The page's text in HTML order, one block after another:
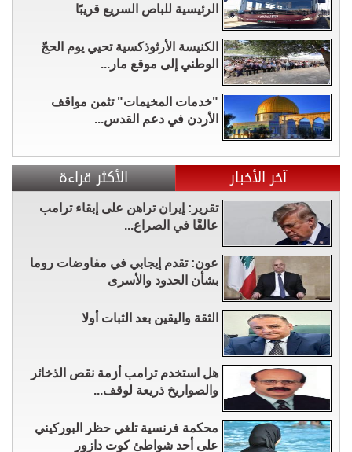
الرئيسية للباص السريع قريبًا
الكنيسة الأرثوذكسية تحيي يوم الحجّ
الوطني إلى موقع مار...
"خدمات المخيمات" تثمن مواقف
الأردن في دعم القدس...
آخر الأخبار الأكثر قراءة
تقرير: إيران تراهن على إبقاء ترامب
عالقًا في الصراع...
عون: تقدم إيجابي في مفاوضات روما
بشأن الحدود والأسرى
الثقة واليقين بعد الثبات أولا
هل استخدم ترامب أزمة نقص الذخائر
والصواريخ ذريعة لوقف...
محكمة فرنسية تلغي حظر البوركيني
على أحد شواطئ كوت دازور